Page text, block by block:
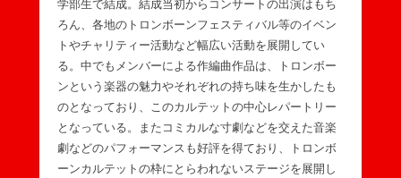
学部生で結成。結成当初からコンサートの出演はもち
ろん、各地のトロンボーンフェスティバル等のイベン
トやチャリティー活動など幅広い活動を展開してい
る。中でもメンバーによる作編曲作品は、トロンボー
ンという楽器の魅力やそれぞれの持ち味を生かしたも
のとなっており、このカルテットの中心レパートリー
となっている。またコミカルな寸劇などを交えた音楽
劇などのパフォーマンスも好評を得ており、トロンボ
ーンカルテットの枠にとらわれないステージを展開し